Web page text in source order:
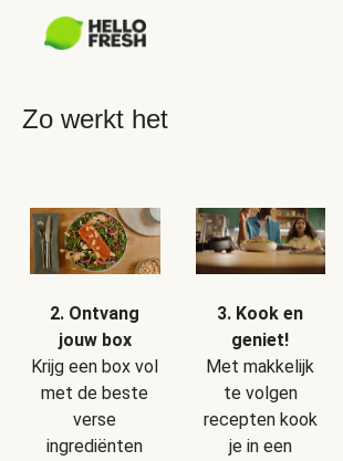
Zo werkt het
2. Ontvang
jouw box
Krijg een box vol
met de beste
verse
ingrediënten
3. Kook en
geniet!
Met makkelijk
te volgen
recepten kook
je in een